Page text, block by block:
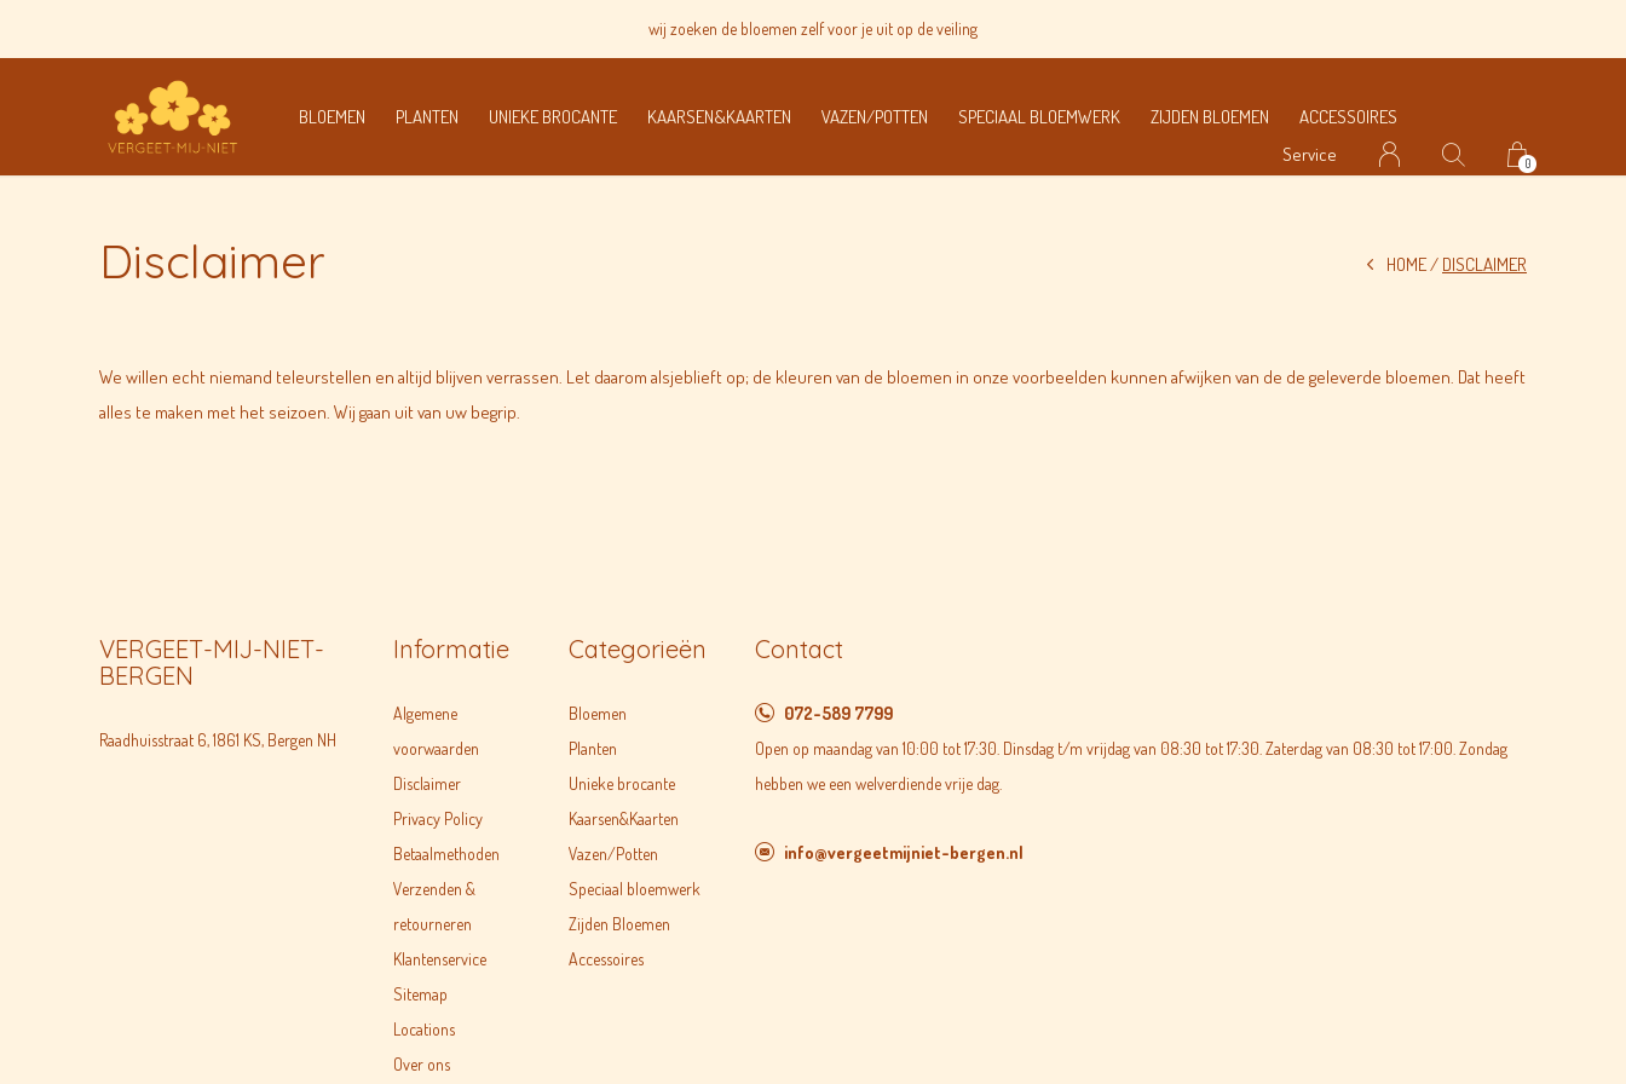
BLOEMEN PLANTEN UNIEKE BROCANTE KAARSEN&KAARTEN VAZEN/POTTEN SPECIAAL BLOEMWERK ZIJDEN BLOEMEN
ACCESSOIRES
Service
0
wij zoeken de bloemen zelf voor je uit op de veiling
Disclaimer HOME DISCLAIMER
We willen echt niemand teleurstellen en altijd blijven verrassen. Let daarom alsjeblieft op; de kleuren van de bloemen in onze voorbeelden kunnen afwijken van de de geleverde bloemen. Dat heeft
alles te maken met het seizoen. Wij gaan uit van uw begrip.
VERGEET-MIJ-NIET-
BERGEN
Raadhuisstraat 6, 1861 KS, Bergen NH
Informatie
Algemene
voorwaarden
Disclaimer
Privacy Policy
Betaalmethoden
Verzenden &
retourneren
Klantenservice
Sitemap
Locations
Over ons
Categorieën
Bloemen
Planten
Unieke brocante
Kaarsen&Kaarten
Vazen/Potten
Speciaal bloemwerk
Zijden Bloemen
Accessoires
Contact
072-589 7799
Open op maandag van 10:00 tot 17:30. Dinsdag t/m vrijdag van 08:30 tot 17:30. Zaterdag van 08:30 tot 17:00. Zondag
hebben we een welverdiende vrije dag.
info@vergeetmijniet-bergen.nl